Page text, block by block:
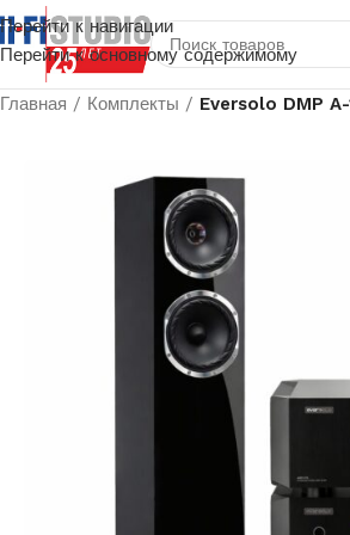
Перейти к навигации
Перейти к основному содержимому
Главная / Комплекты / Eversolo DMP